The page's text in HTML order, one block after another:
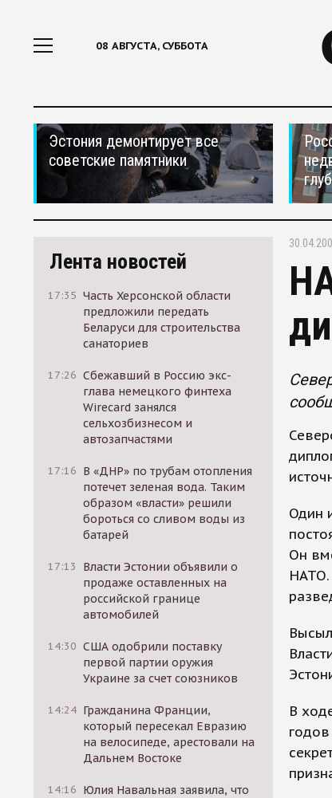
08 АВГУСТА, СУББОТА
Эстония демонтирует все
советские памятники
Лента новостей
17:35 Часть Херсонской области
предложили передать
Беларуси для строительства
санаториев
17:26 Сбежавший в Россию экс-
глава немецкого финтеха
Wirecard занялся
сельхозбизнесом и
автозапчастями
17:16 В «ДНР» по трубам отопления
потечет зеленая вода. Таким
образом «власти» решили
бороться со сливом воды из
батарей
17:13
Власти Эстонии объявили о
продаже оставленных на
российской границе
автомобилей
14:30 США одобрили поставку
первой партии оружия
Украине за счет союзников
14:24 Гражданина Франции,
который пересекал Евразию
на велосипеде, арестовали на
Дальнем Востоке
14:16 Юлия Навальная заявила, что
Один
Он
НАТО.
В